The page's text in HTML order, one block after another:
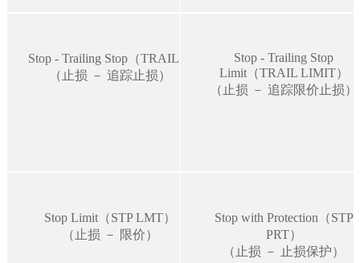
Stop - Trailing Stop（TRAIL）
（止损 － 追踪止损）
Stop - Trailing Stop
Limit（TRAIL LIMIT）
（止损 － 追踪限价止损）
Stop Limit（STP LMT）
（止损 － 限价）
Stop with Protection（STP
PRT）
（止损 － 止损保护）